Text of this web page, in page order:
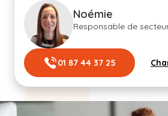
Noémie
Responsable de
01 87 44 37 25